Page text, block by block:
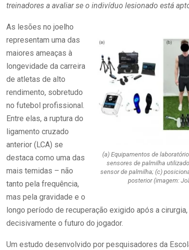
treinadores a avaliar se o indivíduo lesionado está
(a) Equipamentos de
sensores de palmilha
sensor de palmilha; (c)
posterior (imagem:
As lesões no joelho
representam uma das
maiores ameaças à
longevidade da carreira
de atletas de alto
rendimento, sobretudo
no futebol profissional.
Entre elas, a ruptura do
ligamento cruzado
anterior (LCA) se
destaca como uma das
mais temidas – não
tanto pela frequência,
mas pela gravidade e o
longo período de recuperação exigido após a
decisivamente o futuro do jogador.
Um estudo desenvolvido por pesquisadores da